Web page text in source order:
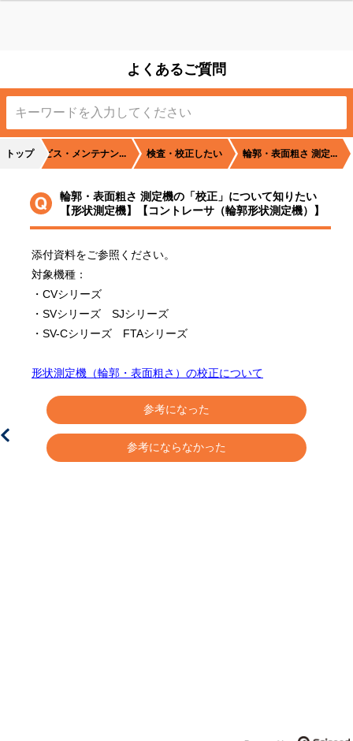
よくあるご質問
トップサービス・メンテナン... 検査・校正したい 輪郭・表面粗さ 測定...
輪郭・表面粗さ 測定機の「校正」について知りたい
【形状測定機】【コントレーサ（輪郭形状測定機）】
添付資料をご参照ください。
対象機種：
・CVシリーズ
・SVシリーズ　SJシリーズ
・SV-Cシリーズ　FTAシリーズ
形状測定機（輪郭・表面粗さ）の校正について
参考になった
参考にならなかった